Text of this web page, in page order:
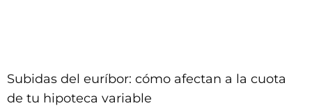
Subidas del euríbor: cómo afectan a la cuota
de tu hipoteca variable